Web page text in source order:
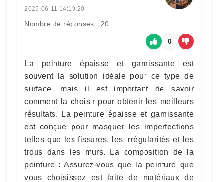
2025-06-11 14:19:20
Nombre de réponses : 20
0
La peinture épaisse et garnissante est
souvent la solution idéale pour ce type de
surface, mais il est important de savoir
comment la choisir pour obtenir les meilleurs
résultats. La peinture épaisse et garnissante
est conçue pour masquer les imperfections
telles que les fissures, les irrégularités et les
trous dans les murs. La composition de la
peinture : Assurez-vous que la peinture que
vous choisissez est faite de matériaux de